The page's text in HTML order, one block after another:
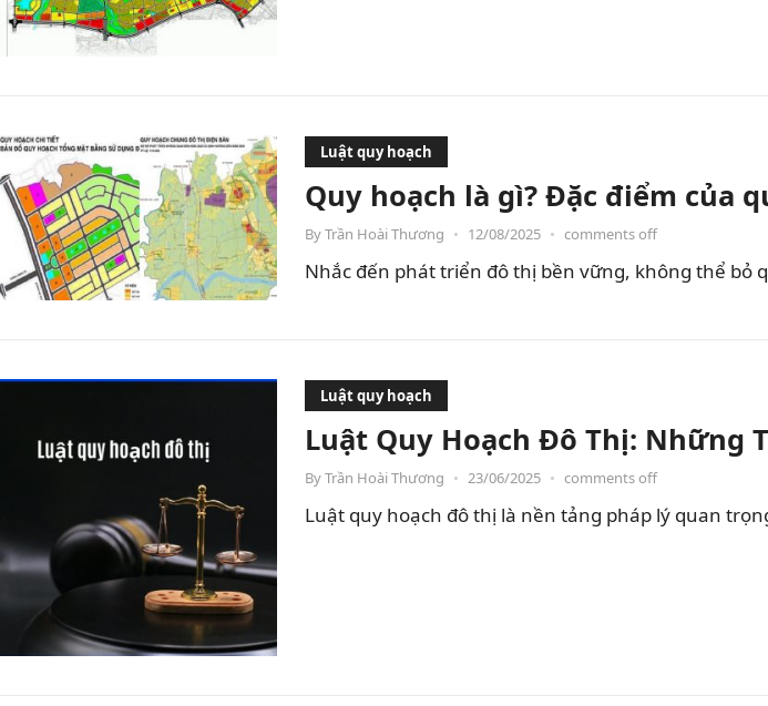
Luật quy hoạch
Quy hoạch là gì? Đặc điểm của
ByTrần Hoài Thương • 12/08/2025 • comments off
Nhắc đến phát triển đô thị bền vững, không thể bỏ
Luật quy hoạch
Luật Quy Hoạch Đô Thị: Những
ByTrần Hoài Thương • 23/06/2025 • comments off
Luật quy hoạch đô thị là nền tảng pháp lý quan